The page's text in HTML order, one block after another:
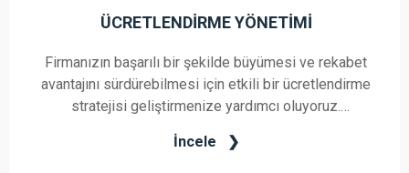
ÜCRETLENDIRME YÖNETIMI
Firmanızın başarılı bir şekilde büyümesi ve rekabet
avantajını sürdürebilmesi için etkili bir ücretlendirme
stratejisi geliştirmenize yardımcı oluyoruz.
motivasyonunu artırarak ve yeteneklerini çekici bir
İncele